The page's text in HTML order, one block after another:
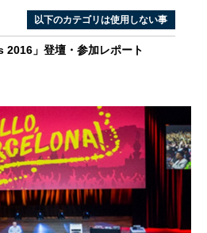
以下のカテゴリは使用しない事
2016」登壇・参加レポート